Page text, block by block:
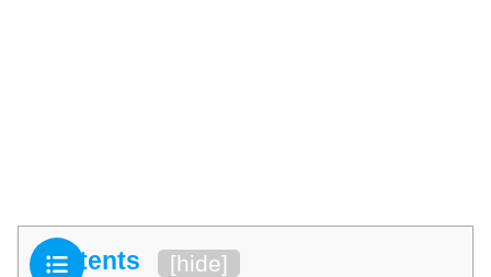
Contents [hide]